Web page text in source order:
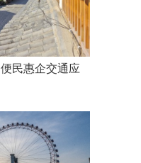
民惠企交通应